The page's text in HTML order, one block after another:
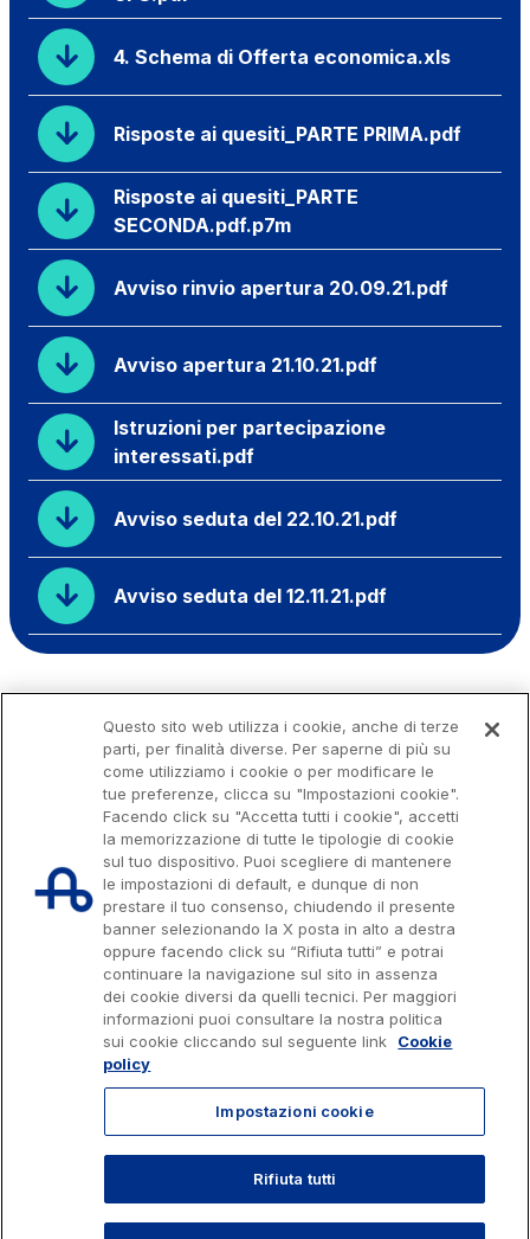
4. Schema di Offerta economica.xls
Risposte ai quesiti_PARTE PRIMA.pdf
Risposte ai quesiti_PARTE
SECONDA.pdf.p7m
Avviso rinvio apertura 20.09.21.pdf
Avviso apertura 21.10.21.pdf
Istruzioni per partecipazione
interessati.pdf
Avviso seduta del 22.10.21.pdf
Avviso seduta del 12.11.21.pdf
Capitale sociale € 622.027.000,00 interamente versato
Codice fiscale e n. di iscrizione al Registro delle Imprese di Roma
C.C.I.A.A. Roma n. 1037417 - P.IVA: 07516911000 - Sede Legale: via A.
Progetto e realizzazione Autostrade per l'Italia © 2026 Autostrade per
803.111 info@autostrade.it
Cookies Accessibilità Whistleblowing Lavora con noi
Questo sito web utilizza i cookie, anche di terze
parti, per finalità diverse. Per saperne di più su
come utilizziamo i cookie o per modificare le
tue preferenze, clicca su "Impostazioni cookie".
Facendo click su "Accetta tutti i cookie", accetti
la memorizzazione di tutte le tipologie di cookie
sul tuo dispositivo. Puoi scegliere di mantenere
le impostazioni di default, e dunque di non
prestare il tuo consenso, chiudendo il presente
banner selezionando la X posta in alto a destra
oppure facendo click su “Rifiuta tutti” e potrai
continuare la navigazione sul sito in assenza
dei cookie diversi da quelli tecnici. Per maggiori
informazioni puoi consultare la nostra politica
sui cookie cliccando sul seguente link
Cookie
policy
Impostazioni cookie
Rifiuta tutti